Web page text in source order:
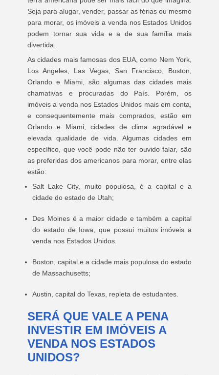
Seja para alugar, vender, passar as férias ou mesmo
para morar, os imóveis a venda nos Estados Unidos
podem tornar sua vida e a de sua família mais
divertida.
As cidades mais famosas dos EUA, como Nem York,
Los Angeles, Las Vegas, San Francisco, Boston,
Orlando e Miami, são algumas das cidades mais
chamativas e procuradas do País. Porém, os
imóveis a venda nos Estados Unidos mais em conta,
e consequentemente mais comprados, estão em
Orlando e Miami, cidades de clima agradável e
elevada qualidade de vida. Algumas cidades em
específico, que você pode não ter ouvido falar, são
as preferidas dos americanos para morar, entre elas
estão:
Salt Lake City, muito populosa, é a capital e a
cidade do estado de Utah;
Des Moines é a maior cidade e também a capital
do estado de Iowa, que possui muitos imóveis a
venda nos Estados Unidos.
Boston, capital e a cidade mais populosa do estado
de Massachusetts;
Austin, capital do Texas, repleta de estudantes.
SERÁ QUE VALE A PENA
INVESTIR EM IMÓVEIS A
VENDA NOS ESTADOS
UNIDOS?